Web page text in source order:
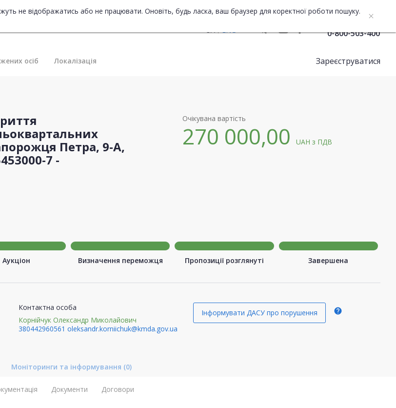
не відображатись або не працювати. Оновіть, будь ласка, ваш браузер для коректної роботи пошуку.
UA
ENG 0-800-503-400
осіб Локалізація Зареєструватися
Петра, 9-А,
7 -
Очікувана вартість
270 000,00UAHз ПДВ
Аукціон Визначення переможця Пропозиції розглянуті Завершена
Контактна особа
Корнійчук Олександр Миколайович
380442960561 oleksandr.korniichuk@kmda.gov.ua
Інформувати ДАСУ про порушення help
Моніторинги та інформування (0)
Документи Договори